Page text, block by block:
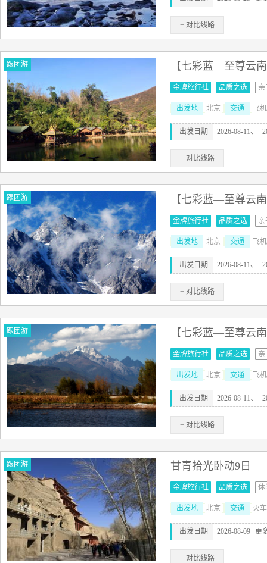
+ 对比线路
跟团游 【七彩蓝—至尊云
金牌旅行社 品质之选 亲
出发地 北京 交通 飞
出发日期 2026-08-11、
+ 对比线路
跟团游 【七彩蓝—至尊云
金牌旅行社 品质之选 亲
出发地 北京 交通 飞
出发日期 2026-08-11、
+ 对比线路
跟团游 【七彩蓝—至尊云
金牌旅行社 品质之选 亲
出发地 北京 交通 飞
出发日期 2026-08-11、
+ 对比线路
跟团游 甘青拾光卧动9日
金牌旅行社 品质之选 休
出发地 北京 交通 火
出发日期 2026-08-09 更
+ 对比线路